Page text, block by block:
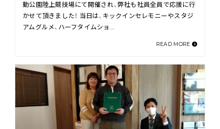
動公園陸上競技場にて開催され、弊社も社員全員で応援に行
かせて頂きました！ 当日は、キックインセレモニーやスタジ
アムグルメ、ハーフタイムショ…
READ MORE